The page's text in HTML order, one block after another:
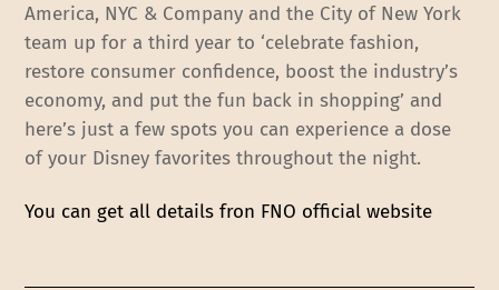
America, NYC & Company and the City of New York
team up for a third year to ‘celebrate fashion,
restore consumer confidence, boost the industry’s
economy, and put the fun back in shopping’ and
here’s just a few spots you can experience a dose
of your Disney favorites throughout the night.
You can get all details fron FNO official website